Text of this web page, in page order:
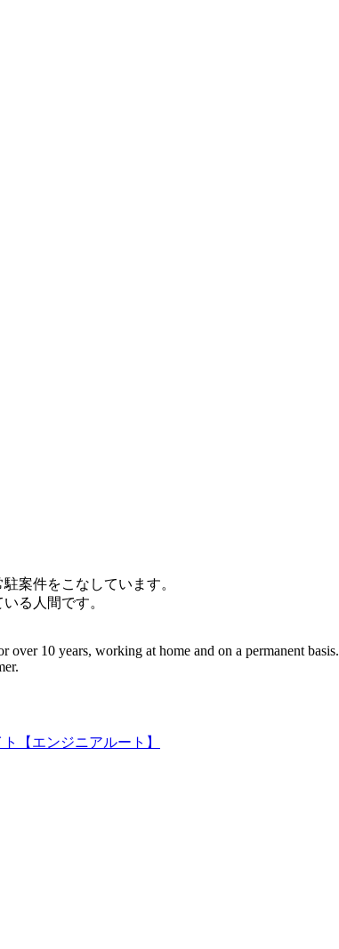
案件をこなしています。
る人間です。
10 years, working at home and on a permanent basis.
【エンジニアルート】